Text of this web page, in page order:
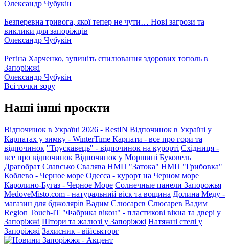
Олександр Чубукін
Безперевна тривога, якої тепер не чути… Нові загрози та
виклики для запоріжців
Олександр Чубукін
Регіна Харченко, зупиніть спилювання здорових тополь в
Запоріжжі
Олександр Чубукін
Всі точки зору
Наші інші проєкти
Відпочинок в Україні 2026 - RestIN Відпочинок в Україні у
Карпатах у зимку - WinterTime Карпати - все про гори та
відпочинок "Трускавець" - відпочинок на курорті Східниця -
все про відпочинок Відпочинок у Моршині Буковель
Драгобрат Славсько Свалява НМП "Затока" НМП "Грибовка"
Коблево - Черное море Одесса - курорт на Черном море
Каролино-Бугаз - Черное Море Солнечные панели Запорожья
MedoveMisto.com - натуральний віск та вощина Долина Меду -
магазин для бджолярів Вадим Слюсарєв Слюсарев Вадим
Region Touch-IT "Фабрика вікон" - пластикові вікна та двері у
Запоріжжі Штори та жалюзі у Запоріжжі Натяжні стелі у
Запоріжжі Захисник - військторг